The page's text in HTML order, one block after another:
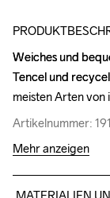
Weiches und
Tencel und
meisten Arten von
Artikelnummer:
Weiches und
Tencel und
meisten Arten von
Artikelnummer:
Mehr anzeigen